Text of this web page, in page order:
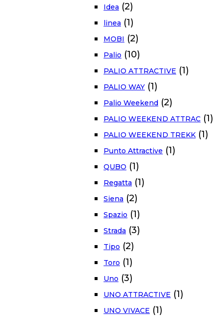
Idea (2)
linea (1)
MOBI (2)
Palio (10)
PALIO ATTRACTIVE (1)
PALIO WAY (1)
Palio Weekend (2)
PALIO WEEKEND ATTRAC (1)
PALIO WEEKEND TREKK (1)
Punto Attractive (1)
QUBO (1)
Regatta (1)
Siena (2)
Spazio (1)
Strada (3)
Tipo (2)
Toro (1)
Uno (3)
UNO ATTRACTIVE (1)
UNO VIVACE (1)